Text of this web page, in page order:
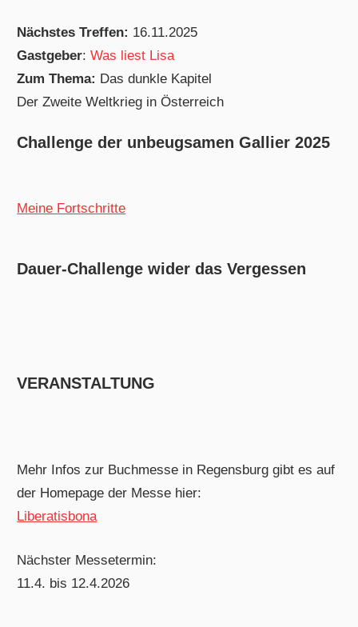
Nächstes Treffen: 16.11.2025
Gastgeber:Was liest Lisa
Zum Thema: Das dunkle Kapitel
Der Zweite Weltkrieg in Österreich
Challenge der unbeugsamen Gallier 2025
Meine Fortschritte
Dauer-Challenge wider das Vergessen
VERANSTALTUNG
Mehr Infos zur Buchmesse in Regensburg gibt es auf
der Homepage der Messe hier:
Liberatisbona
Nächster Messetermin:
11.4. bis 12.4.2026